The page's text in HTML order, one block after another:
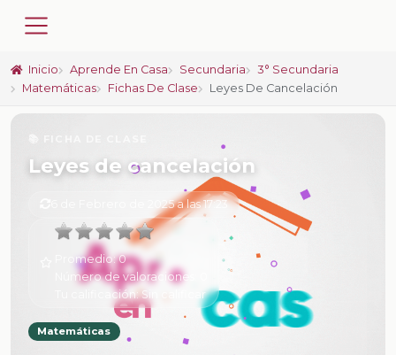
Inicio Aprende En Casa Secundaria
3° Secundaria
Matemáticas
Fichas De Clase Leyes De Cancelación
Leyes de cancelación
6 de Febrero de 2025 a las 17:23
Promedio:0
Número de valoraciones:
Tu calificación:Sin calificar
Matemáticas